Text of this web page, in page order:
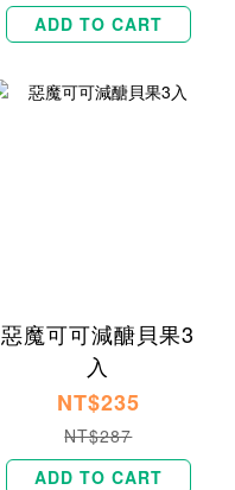
ADD TO CART
惡魔可可減醣貝果3
入
NT$235
NT$287
ADD TO CART